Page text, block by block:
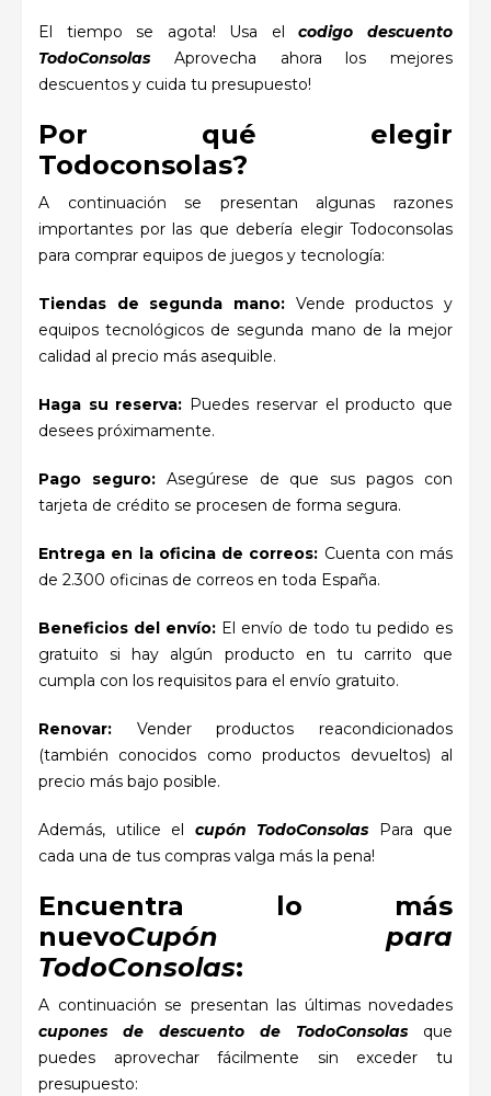
El tiempo se agota! Usa elcodigo descuento
TodoConsolas Aprovecha ahora los mejores
descuentos y cuida tu presupuesto!
Por qué elegir
Todoconsolas?
A continuación se presentan algunas razones
importantes por las que debería elegir Todoconsolas
para comprar equipos de juegos y tecnología:
Tiendas de segunda mano: Vende productos y
equipos tecnológicos de segunda mano de la mejor
calidad al precio más asequible.
Haga su reserva: Puedes reservar el producto que
desees próximamente.
Pago seguro: Asegúrese de que sus pagos con
tarjeta de crédito se procesen de forma segura.
Entrega en la oficina de correos: Cuenta con más
de 2.300 oficinas de correos en toda España.
Beneficios del envío: El envío de todo tu pedido es
gratuito si hay algún producto en tu carrito que
cumpla con los requisitos para el envío gratuito.
Renovar: Vender productos reacondicionados
(también conocidos como productos devueltos) al
precio más bajo posible.
Además, utilice el cupón TodoConsolas
Para que
cada una de tus compras valga más la pena!
Encuentra lo más
nuevoCupón para
TodoConsolas:
A continuación se presentan las últimas novedades
cupones de descuento de TodoConsolas que
puedes aprovechar fácilmente sin exceder tu
presupuesto: